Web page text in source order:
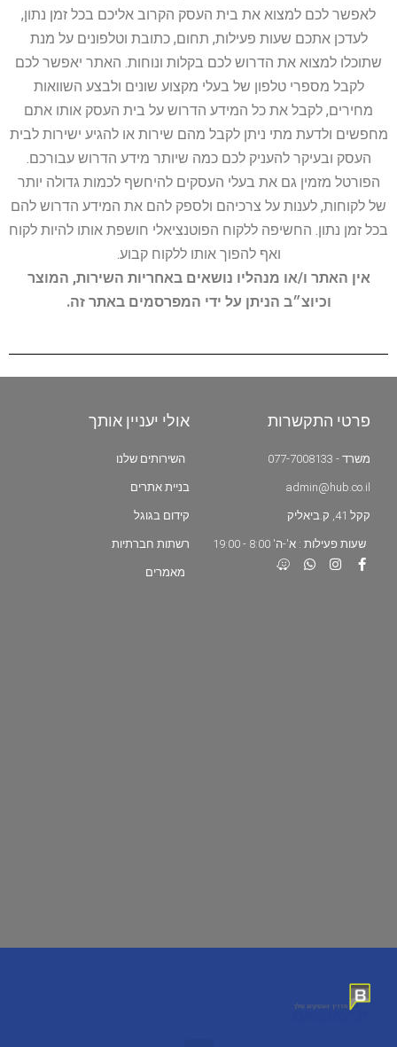
לאפשר לכם למצוא את בית העסק הקרוב אליכם בכל זמן נתון,
לעדכן אתכם שעות פעילות, תחום, כתובת וטלפונים על מנת
שתוכלו למצוא את הדרוש לכם בקלות ונוחות. האתר יאפשר לכם
לקבל מספרי טלפון של בעלי מקצוע שונים ולבצע השוואות
מחירים, לקבל את כל המידע הדרוש על בית העסק אותו אתם
מחפשים ולדעת מתי ניתן לקבל מהם שירות או להגיע ישירות לבית
העסק ובעיקר להעניק לכם כמה שיותר מידע הדרוש עבורכם.
הפורטל מזמין גם את בעלי העסקים להיחשף לכמות גדולה יותר
של לקוחות, לענות על צרכיהם ולספק להם את המידע הדרוש להם
בכל זמן נתון. החשיפה ללקוח הפוטנציאלי חושפת אותו להיות לקוח
ואף להפוך אותו ללקוח קבוע.
אין האתר ו/או מנהליו נושאים באחריות השירות, המוצר
וכיוצ״ב הניתן על ידי המפרסמים באתר זה.
פרטי התקשרות
משרד - 077-7008133
admin@hub.co.il
קקל 41, ק.ביאליק
שעות פעילות : א'-ה' 8:00 - 19:00
אולי יעניין אותך
השירותים שלנו
בניית אתרים
קידום בגוגל
רשתות חברתיות
מאמרים